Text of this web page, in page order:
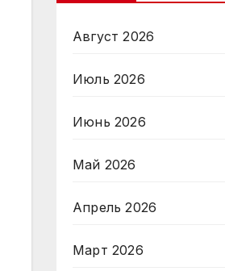
Август 2026
Июль 2026
Июнь 2026
Май 2026
Апрель 2026
Март 2026